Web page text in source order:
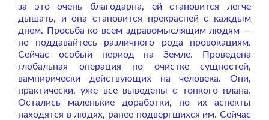
за это очень благодарна, ей становится легче
дышать, и она становится прекрасней с каждым
днем. Просьба ко всем здравомыслящим людям —
не поддавайтесь различного рода провокациям.
Сейчас особый период на Земле. Проведена
глобальная операция по очистке сущностей,
вампирически действующих на человека. Они,
практически, уже все выведены с тонкого плана.
Остались маленькие доработки, но их аспекты
находятся в людях, ранее подвергшихся им. Сейчас